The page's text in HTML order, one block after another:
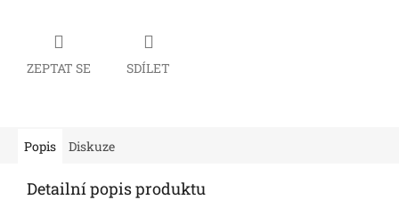
ZEPTAT SE SDÍLET
Popis Diskuze
Detailní popis produktu